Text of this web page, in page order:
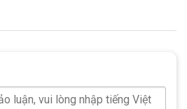
MTB Black Line XT350